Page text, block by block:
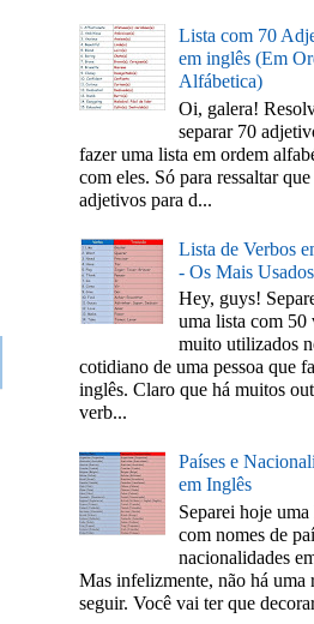
Lista com 70
em inglês (Em
Alfábetica)
Oi, galera!
separar 70
fazer uma lista em ordem
com eles. Só para ressaltar
adjetivos para d...
Lista de Verbos
- Os Mais
Hey, guys!
uma lista com 50
muito utilizados
cotidiano de uma pessoa que
inglês. Claro que há muitos
verb...
Países e
em Inglês
Separei hoje uma
com nomes de
nacionalidades
Mas infelizmente, não há uma
seguir. Você vai ter que